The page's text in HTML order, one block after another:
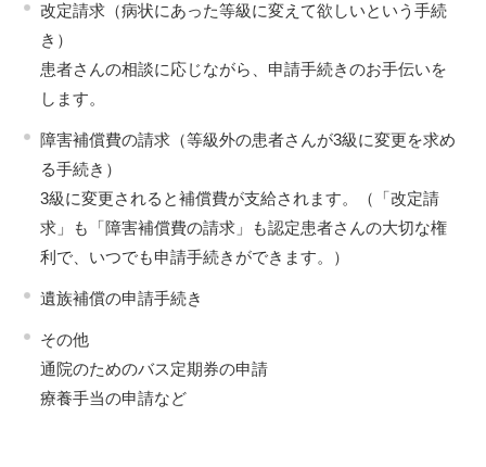
改定請求（病状にあった等級に変えて欲しいという手続
き）
患者さんの相談に応じながら、申請手続きのお手伝いを
します。
障害補償費の請求（等級外の患者さんが3級に変更を求め
る手続き）
3級に変更されると補償費が支給されます。（「改定請
求」も「障害補償費の請求」も認定患者さんの大切な権
利で、いつでも申請手続きができます。）
遺族補償の申請手続き
その他
通院のためのバス定期券の申請
療養手当の申請など